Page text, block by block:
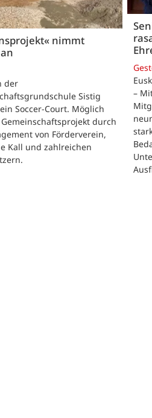
nimmt
der
Sistig
Soccer-Court. Möglich
durch
von Förderverein,
Kall und zahlreichen
–